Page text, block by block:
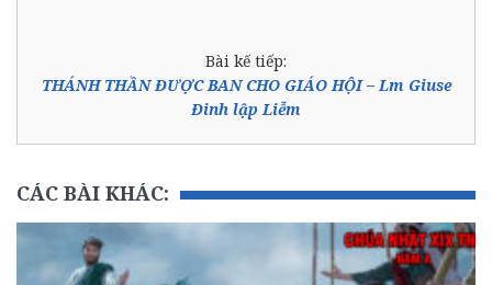
Bài kế tiếp:
THÁNH THẦN ĐƯỢC BAN CHO GIÁO HỘI – Lm Giuse
Đinh lập Liễm
CÁC BÀI KHÁC: